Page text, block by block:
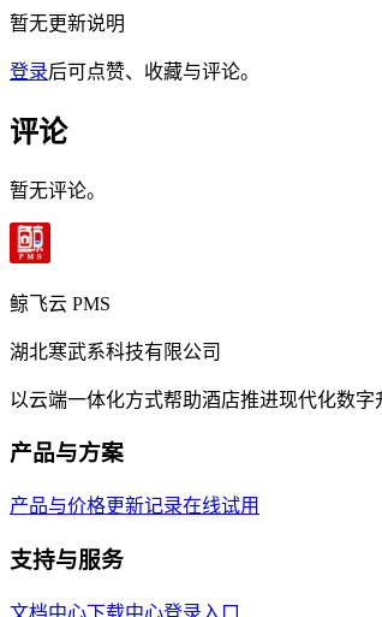
暂无更新说明
登录后可点赞、收藏与评论。
评论
暂无评论。
鲸飞云 PMS
湖北寒武系科技有限公司
以云端一体化方式帮助酒店推进现代化数
产品与方案
产品与价格更新记录在线试用
支持与服务
文档中心下载中心登录入口